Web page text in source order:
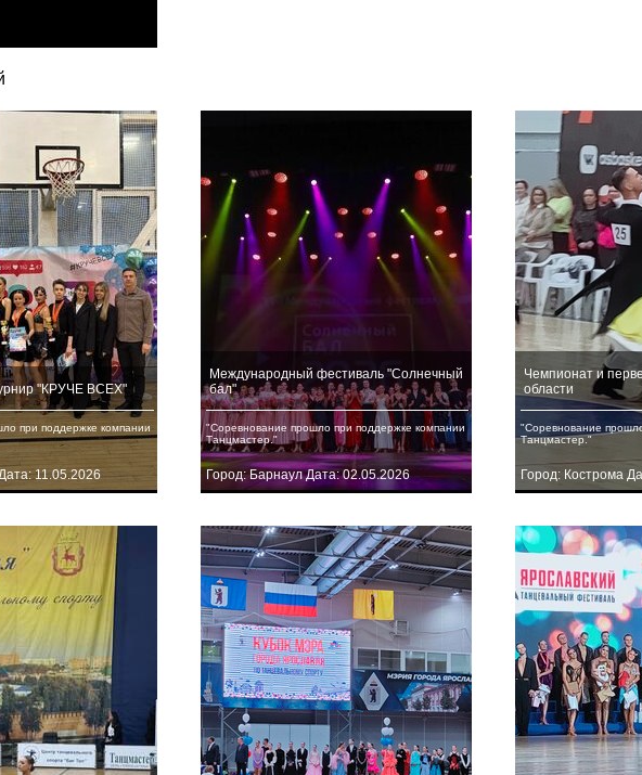
"КРУЧЕ ВСЕХ"
при поддержке компании
11.05.2026
Международный фестиваль "Солнечный
бал"
"Соревнование прошло при поддержке компании
Танцмастер."
Город: Барнаул Дата: 02.05.2026
Чемпионат и
области
"Соревнование
Танцмастер."
Город: Кострома